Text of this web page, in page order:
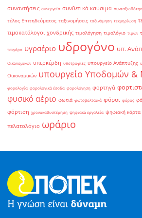
συναντήσεις συνεργεία συνθετικά καύσιμα
τέλος Επιτηδεύματος ταξινομήσεις ταξινόμηση τεκμηρίωση
τιμοκατάλογοι χονδρικής τιμολόγηση τιμολόγιο τιμών
τσιγάρο υγραέριο υδρογόνο υπ.
Οικονομικών υπερκέρδη υποτροφίες υπουργείο Ανάπτυξης
Οικονομικών υπουργείο Υποδομών
φορολογία φορολογικά έσοδα φορολόγηση φορτηγά
φυσικό αέριο φωτιά φωτοβολταϊκά φόροι φόρος
φόρτιση χρονοκαθυστέρηση ψηφιακά εργαλεία ψηφιακή κάρτα
πελατολόγιο ωράριο